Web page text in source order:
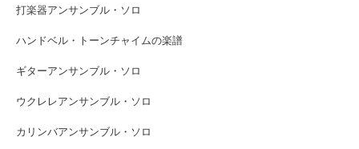
打楽器アンサンブル・ソロ
ハンドベル・トーンチャイムの楽譜
ギターアンサンブル・ソロ
ウクレレアンサンブル・ソロ
カリンバアンサンブル・ソロ